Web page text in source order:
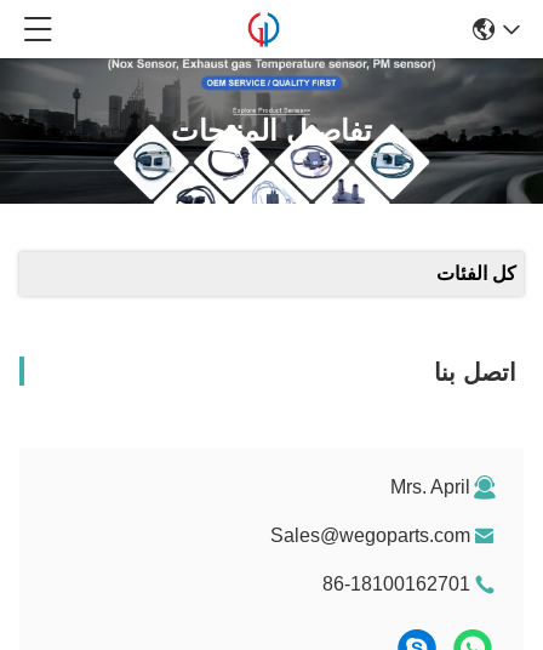
تفاصيل المنتجات
بنا
Mrs. April
Sales@wegoparts.com
86-18100162701